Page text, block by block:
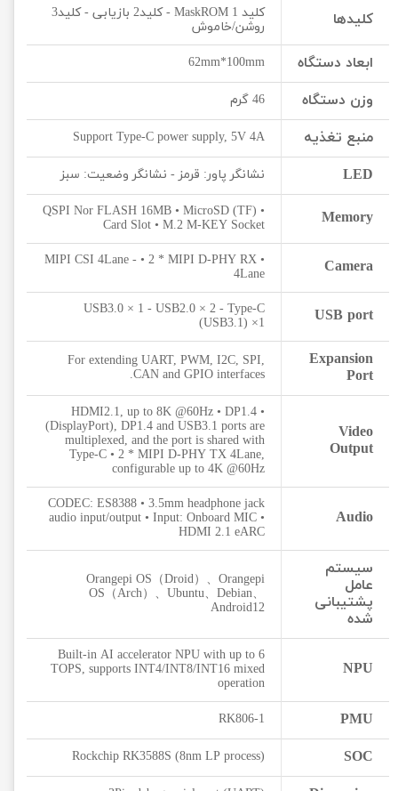
کلیدها
کلید MaskROM 1 - کلید2 بازیابی - کلید3
روشن/خاموش
ابعاد دستگاه 62mm*100mm
وزن دستگاه 46 گرم
منبع تغذیه Support Type-C power supply, 5V 4A
LED نشانگر پاور: قرمز - نشانگر وضعیت: سبز
Memory
• QSPI Nor FLASH 16MB • MicroSD (TF)
Card Slot • M.2 M-KEY Socket
Camera
• MIPI CSI 4Lane - • 2 * MIPI D-PHY RX
4Lane
USB port
USB3.0 × 1 - USB2.0 × 2 - Type-C
(USB3.1) ×1
Expansion
Port
For extending UART, PWM, I2C, SPI,
CAN and GPIO interfaces.
Video
Output
• HDMI2.1, up to 8K @60Hz • DP1.4
(DisplayPort), DP1.4 and USB3.1 ports are
multiplexed, and the port is shared with
Type-C • 2 * MIPI D-PHY TX 4Lane,
configurable up to 4K @60Hz
Audio
CODEC: ES8388 • 3.5mm headphone jack
audio input/output • Input: Onboard MIC •
HDMI 2.1 eARC
سیستم
عامل
پشتیبانی
شده
Orangepi OS（Droid）、Orangepi
OS（Arch）、Ubuntu、Debian、
Android12
NPU
Built-in AI accelerator NPU with up to 6
TOPS, supports INT4/INT8/INT16 mixed
operation
PMU
RK806-1
SOC
Rockchip RK3588S (8nm LP process)